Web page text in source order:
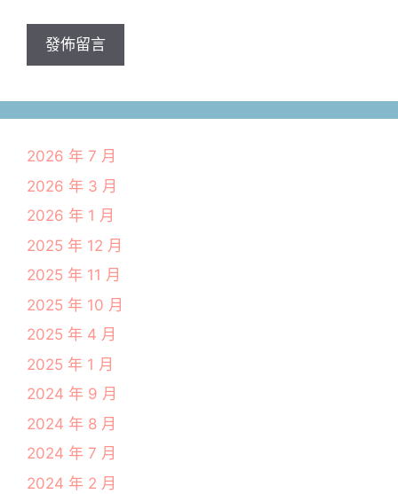
址
2026 年 7 月
2026 年 3 月
2026 年 1 月
2025 年 12 月
2025 年 11 月
2025 年 10 月
2025 年 4 月
2025 年 1 月
2024 年 9 月
2024 年 8 月
2024 年 7 月
2024 年 2 月